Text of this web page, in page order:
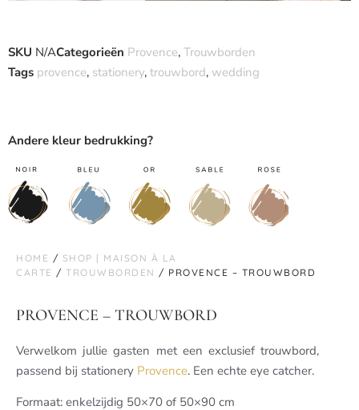
SKU N/ACategorieën Provence, Trouwborden
Tags provence, stationery, trouwbord, wedding
Andere kleur bedrukking?
HOME / SHOP | MAISON À LA
CARTE / TROUWBORDEN / PROVENCE – TROUWBORD
PROVENCE – TROUWBORD
Verwelkom jullie gasten met een exclusief trouwbord,
passend bij stationery Provence. Een echte eye catcher.
Formaat: enkelzijdig 50×70 of 50×90 cm